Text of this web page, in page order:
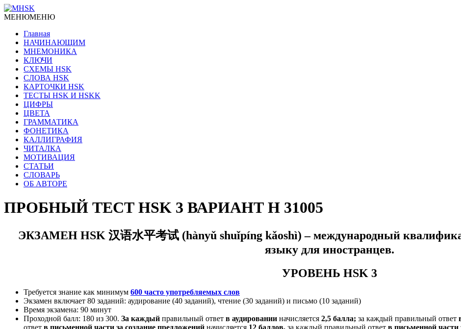
МЕНЮМЕНЮ
Главная
НАЧИНАЮЩИМ
МНЕМОНИКА
КЛЮЧИ
СХЕМЫ HSK
СЛОВА HSK
КАРТОЧКИ HSK
ТЕСТЫ HSK И HSKK
ЦИФРЫ
ЦВЕТА
ГРАММАТИКА
ФОНЕТИКА
КАЛЛИГРАФИЯ
ЧИТАЛКА
МОТИВАЦИЯ
СТАТЬИ
СЛОВАРЬ
ОБ АВТОРЕ
ПРОБНЫЙ ТЕСТ HSK 3 ВАРИАНТ H 31005
ЭКЗАМЕН HSK 汉语水平考试(hànyǔ shuǐpíng kǎoshì) –международный
языку для иностранцев.
УРОВЕНЬ HSK 3
Требуется знание как минимум 600 часто употребляемых слов
Экзамен включает 80 заданий: аудирование (40 заданий), чтение (30 заданий) и письмо (10 заданий)
Время экзамена: 90 минут
Проходной балл: 180 из 300. За каждый правильный ответ в аудировании начисляется 2,5 балла; за каждый правильный ответ